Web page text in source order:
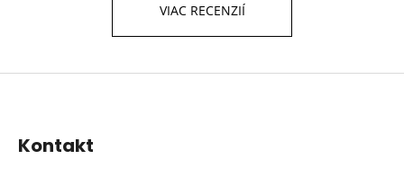
VIAC RECENZIÍ
Z
Kontakt